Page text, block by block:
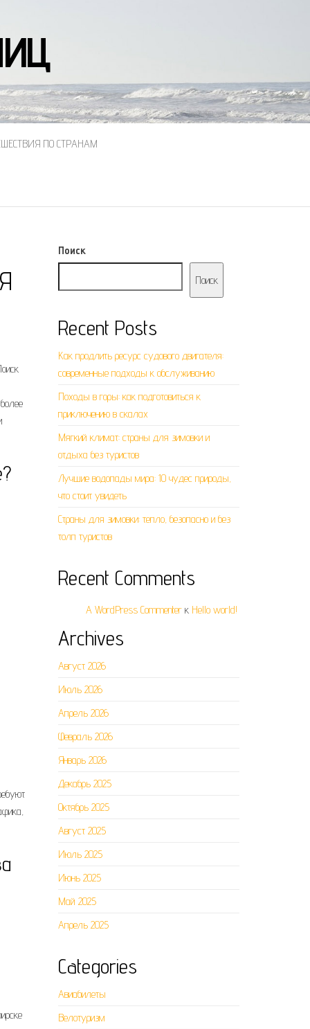
ПО СТРАНАМ
Поиск
Поиск
Recent Posts
Как продлить ресурс судового двигателя:
современные подходы к обслуживанию
Походы в горы: как подготовиться к
приключению в скалах
Мягкий климат: страны для зимовки и
отдыха без туристов
Лучшие водопады мира: 10 чудес природы,
что стоит увидеть
Страны для зимовки: тепло, безопасно и без
толп туристов
Recent Comments
A WordPress Commenterк Hello world!
Archives
Август 2026
Июль 2026
Апрель 2026
Февраль 2026
Январь 2026
Декабрь 2025
Октябрь 2025
Август 2025
Июль 2025
Июнь 2025
Май 2025
Апрель 2025
Categories
Авиабилеты
Велотуризм